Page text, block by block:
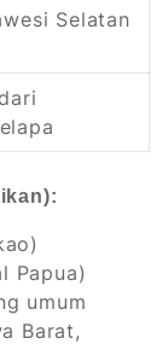
Selatan
Papua)
umum
Barat,